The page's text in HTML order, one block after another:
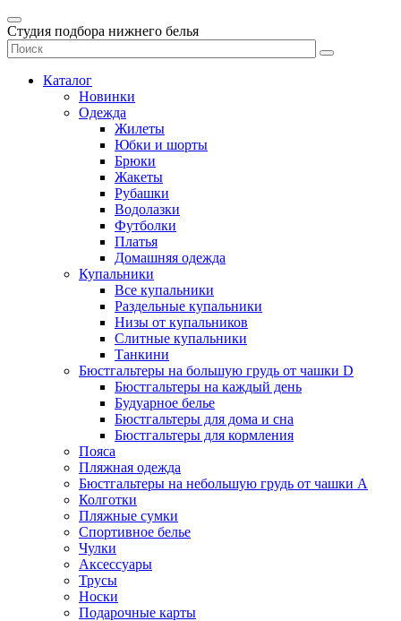
Студия подбора нижнего белья
Каталог
Новинки
Одежда
Жилеты
Юбки и шорты
Брюки
Жакеты
Рубашки
Водолазки
Футболки
Платья
Домашняя одежда
Купальники
Все купальники
Раздельные купальники
Низы от купальников
Слитные купальники
Танкини
Бюстгальтеры на большую грудь от чашки D
Бюстгальтеры на каждый день
Будуарное белье
Бюстгальтеры для дома и сна
Бюстгальтеры для кормления
Пояса
Пляжная одежда
Бюстгальтеры на небольшую грудь от чашки А
Колготки
Пляжные сумки
Спортивное белье
Чулки
Аксессуары
Трусы
Носки
Подарочные карты